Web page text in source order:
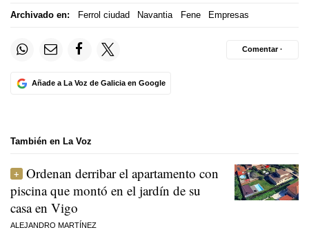
Archivado en: Ferrol ciudad Navantia Fene Empresas
Añade a La Voz de Galicia en Google
Comentar ·
También en La Voz
Ordenan derribar el apartamento con
piscina que montó en el jardín de su
casa en Vigo
ALEJANDRO MARTÍNEZ